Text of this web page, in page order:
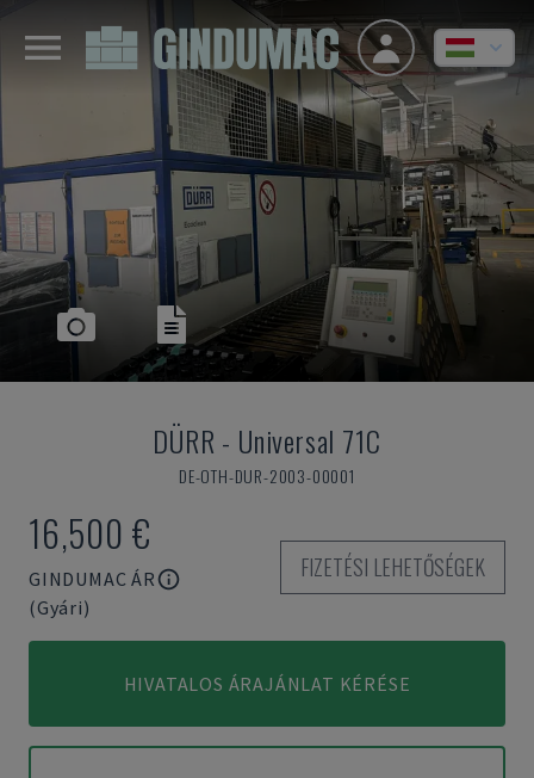
DÜRR - Universal 71C
DE-OTH-DUR-2003-00001
16,500 €
GINDUMAC ÁR
(Gyári)
FIZETÉSI LEHETŐSÉGEK
HIVATALOS ÁRAJÁNLAT KÉRÉSE